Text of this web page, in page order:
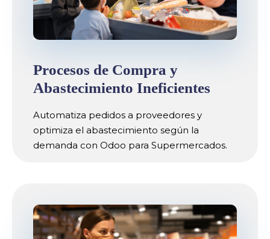
Procesos de Compra y
Abastecimiento Ineficientes
Automatiza pedidos a proveedores y
optimiza el abastecimiento según la
demanda con Odoo para Supermercados.